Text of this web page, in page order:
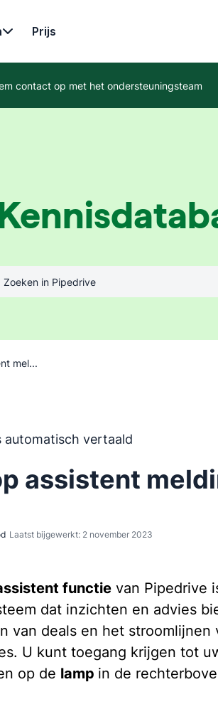
Prijs
contact op met het ondersteuningsteam
mel...
vertaald uit het Engels,
automatisch vertaald
assistent
Laatst bijgewerkt: 2 november 2023
functie van Pipedrive
dat inzichten en advies
van deals en het stroomlijnen
U kunt toegang krijgen tot
op de lamp in de